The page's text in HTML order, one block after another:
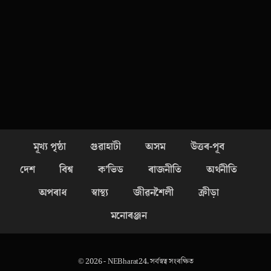
মূখ্য পৃষ্ঠা গুৱাহাটী অসম
উত্তৰ-পূব
দেশ
বিশ্ব ক’ভিড ৰাজনীতি
অৰ্থনীতি
অপৰাধ
স্বাস্থ্য জীৱনশৈলী
ক্ৰীড়া
মনোৰঞ্জন
© 2026 - NEBharat24. সৰ্বস্বত্ব সংৰক্ষিত